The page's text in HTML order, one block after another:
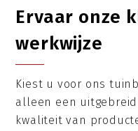
Ervaar onze
werkwijze
Kiest u voor ons
alleen een
kwaliteit van